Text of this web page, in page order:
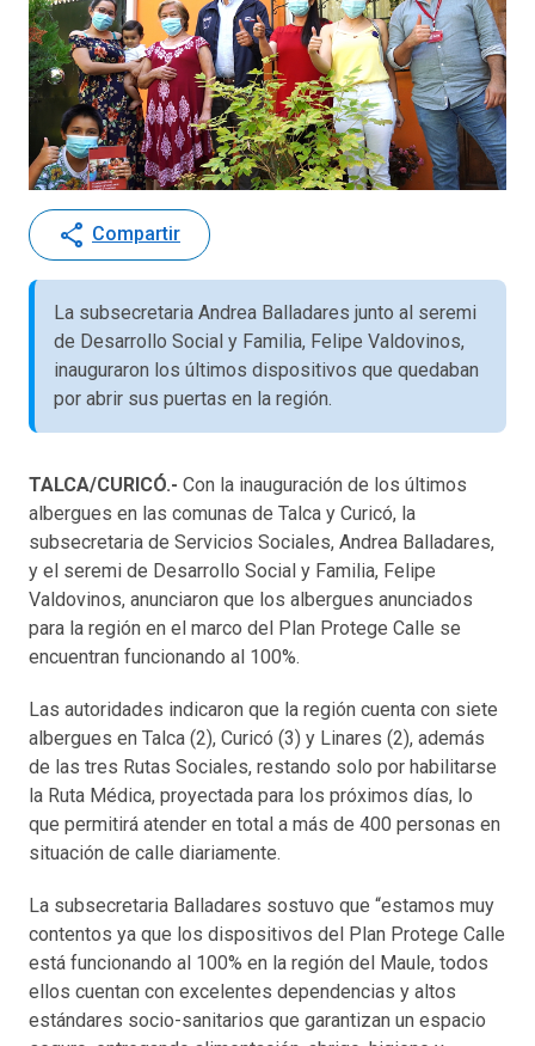
share Compartir
La subsecretaria Andrea Balladares junto al seremi
de Desarrollo Social y Familia, Felipe Valdovinos,
inauguraron los últimos dispositivos que quedaban
por abrir sus puertas en la región.
TALCA/CURICÓ.- Con la inauguración de los últimos
albergues en las comunas de Talca y Curicó, la
subsecretaria de Servicios Sociales, Andrea Balladares,
y el seremi de Desarrollo Social y Familia, Felipe
Valdovinos, anunciaron que los albergues anunciados
para la región en el marco del Plan Protege Calle se
encuentran funcionando al 100%.
Las autoridades indicaron que la región cuenta con siete
albergues en Talca (2), Curicó (3) y Linares (2), además
de las tres Rutas Sociales, restando solo por habilitarse
la Ruta Médica, proyectada para los próximos días, lo
que permitirá atender en total a más de 400 personas en
situación de calle diariamente.
La subsecretaria Balladares sostuvo que “estamos muy
contentos ya que los dispositivos del Plan Protege Calle
está funcionando al 100% en la región del Maule, todos
ellos cuentan con excelentes dependencias y altos
estándares socio-sanitarios que garantizan un espacio